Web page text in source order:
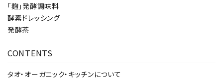
「麹」発酵調味料
酵素ドレッシング
発酵茶
CONTENTS
タオ・オーガニック・キッチンについて